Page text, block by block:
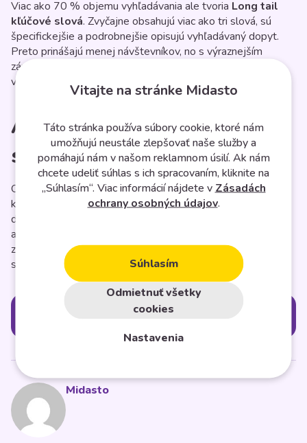
Viac ako 70 % objemu vyhľadávania ale tvoria Long tail
kľúčové slová. Zvyčajne obsahujú viac ako tri slová, sú
špecifickejšie a podrobnejšie opisujú vyhľadávaný dopyt.
Preto prinášajú menej návštevníkov, no s výraznejším
zámerom nakupovať. Výhodou je aj menšia konkurencia vo
vyhľadávaní a tým pádom nižšia cena.
Ako objaviť nové kľúčové
slová?
Objaviť nové kľúčové slová môžete pomocou plánovača
kľúčových slov, ktorý je súčasťouGoogle Ads
ďalšie dostupné nástroje. Kľúčové slová môžeme získať aj
analýzou obsahu vlastnej stránky a jej zamerania, alebo sa
zamerať na konkurenčné stránky a inšpirovať sa kľúčovými
slovami, ktoré používajú.
Midasto
Vitajte na stránke Midasto
Táto stránka používa súbory cookie, ktoré nám
umožňujú neustále zlepšovať naše služby a
pomáhajú nám v našom reklamnom úsilí. Ak nám
chcete udeliť súhlas s ich spracovaním, kliknite na
„Súhlasím“. Viac informácií nájdete vZásadách
ochrany osobných údajov.
Súhlasím
Odmietnuť všetky
cookies
Nastavenia